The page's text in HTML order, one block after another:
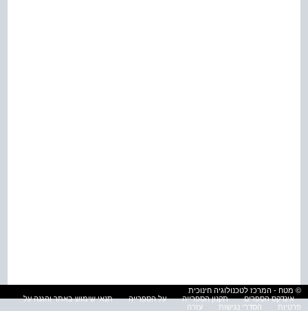
© מטח - המרכז לטכנולוגיה חינוכית
אינדקס הספרים
תקנון הספרייה על הספרייה
תנאי שימוש באתר והגנה על
פרטיות
הסדרי נגישות עזרה